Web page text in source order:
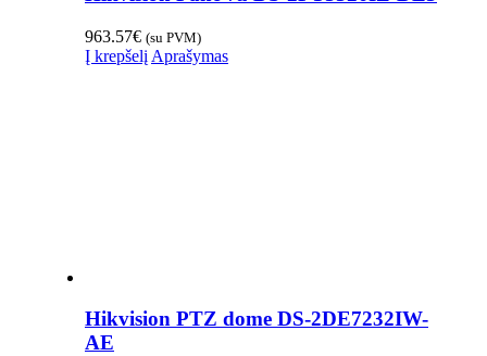
963.57€ (su PVM)
Į krepšelį Aprašymas
Hikvision PTZ dome DS-2DE7232IW-
AE